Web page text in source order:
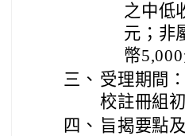
之中低
元；非
幣5,000
三、 受理期間
校註冊組
四、 旨揭要點